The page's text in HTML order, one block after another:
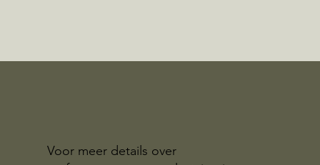
Voor meer details over